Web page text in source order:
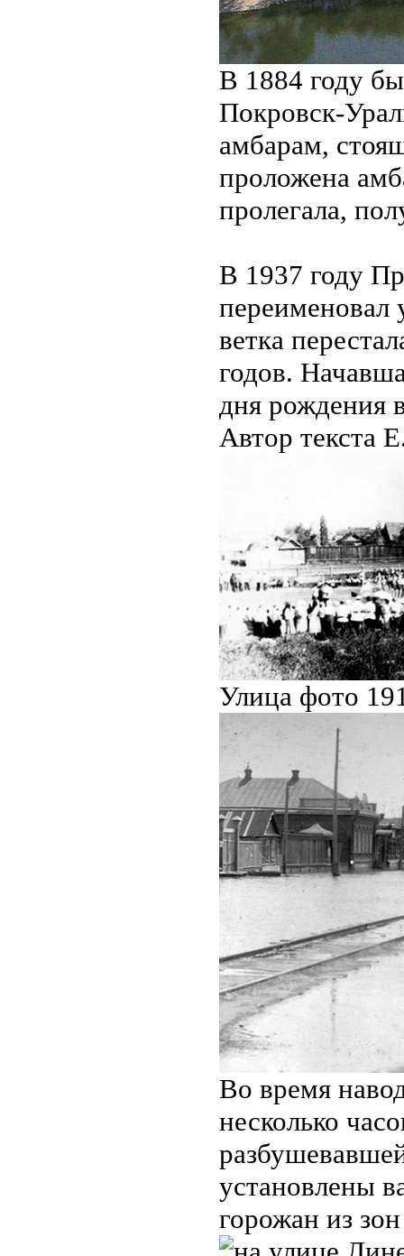
В 1884 году
Покровск-
амбарам,
проложена
пролегала,
В 1937 году
ветка
годов.
дня рождения
Автор текста
Улица фото
Во время
несколько
установлены
горожан из